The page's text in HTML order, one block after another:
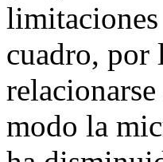
cuadro, por
modo la